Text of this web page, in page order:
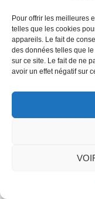
Pour offrir les meilleures
telles que les cookies
appareils. Le fait de
des données telles que
sur ce site. Le fait de ne
avoir un effet négatif sur
CAROLINE
9 octobre 2017 - 18 h
Incroyable ! Je ne
l’impression d’y